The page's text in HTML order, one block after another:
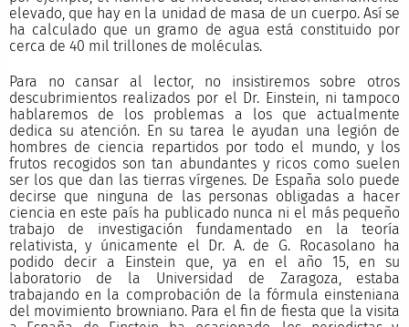
elevado, que hay en la unidad de masa de un cuerpo. Así se
ha calculado que un gramo de agua está constituido por
cerca de 40 mil trillones de moléculas.
Para no cansar al lector, no insistiremos sobre otros
descubrimientos realizados por el Dr. Einstein, ni tampoco
hablaremos de los problemas a los que actualmente
dedica su atención. En su tarea le ayudan una legión de
hombres de ciencia repartidos por todo el mundo, y los
frutos recogidos son tan abundantes y ricos como suelen
ser los que dan las tierras vírgenes. De España solo puede
decirse que ninguna de las personas obligadas a hacer
ciencia en este país ha publicado nunca ni el más pequeño
trabajo de investigación fundamentado en la teoría
relativista, y únicamente el Dr. A. de G. Rocasolano ha
podido decir a Einstein que, ya en el año 15, en su
laboratorio de la Universidad de Zaragoza, estaba
trabajando en la comprobación de la fórmula einsteniana
del movimiento browniano. Para el fin de fiesta que la visita